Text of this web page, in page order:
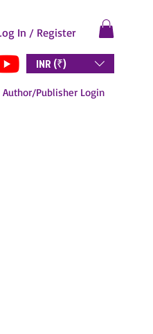
In / Register
INR (₹)
Author/Publisher Login